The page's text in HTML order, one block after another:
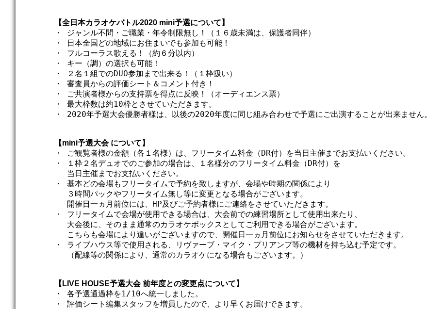
【全日本カラオケバトル2020 mini予選について】
・ ジャンル不問・ご職業・年令制限無し！（１６歳未満は、保護者同伴）
・ 日本全国どの地域にお住まいでも参加も可能！
・ フルコーラス歌える！（約６分以内）
・ キー（調）の選択も可能！
・ ２名１組でのDUO参加まで出来る！（１枠扱い）
・ 審査員からの評価シート＆コメント付き！
・ ご共演者様からの支持票を得点に反映！（オーディエンス票）
・ 最大枠数は約10枠とさせていただきます。
・ 2020年予選大会優勝者様は、以後の2020年度に同じ組み合わせで予選にご出演することが出来ません。
【mini予選大会 について】
・ ご観覧者様の金額（各１名様）は、フリータイム料金（DR付）を当日主催までお支払いください。
・ １枠２名デュオでのご参加の場合は、１名様分のフリータイム料金（DR付）を
当日主催までお支払いください。
・ 基本どの会場もフリータイムで予約を致しますが、会場や時期の関係により
３時間パックやフリータイム無し等に変更となる場合がございます。
開催日一ヵ月前位には、HP及びご予約者様にご連絡をさせていただきます。
・ フリータイムで会場が使用できる場合は、大会前での練習場所として使用出来たり、
大会後に、そのまま通常のカラオケボックスとしてご利用できる場合がございます。
こちらも会場により違いがございますので、開催日一ヵ月前位にお知らせをさせていただきます。
・ ライブハウス等で使用される、リヴァーブ・マイク・プリアンプ等の機材を持ち込む予定です。
（配線等の関係により、通常のカラオケになる場合もございます。）
【LIVE HOUSE予選大会 前年度との変更点について】
・ 各予選通過枠を1/10へ統一しました。
・ 評価シート編集スタッフを増員したので、より早くお届けできます。